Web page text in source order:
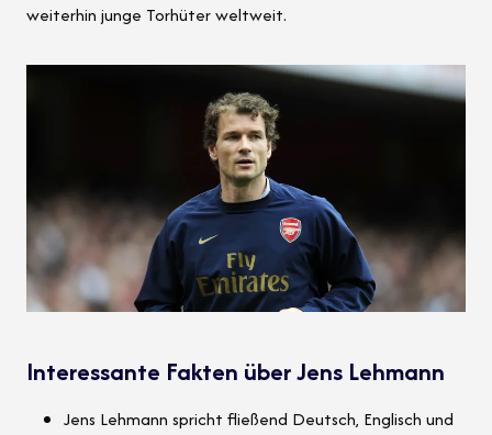
weiterhin junge Torhüter weltweit.
Interessante Fakten über Jens Lehmann
Jens Lehmann spricht fließend Deutsch, Englisch und